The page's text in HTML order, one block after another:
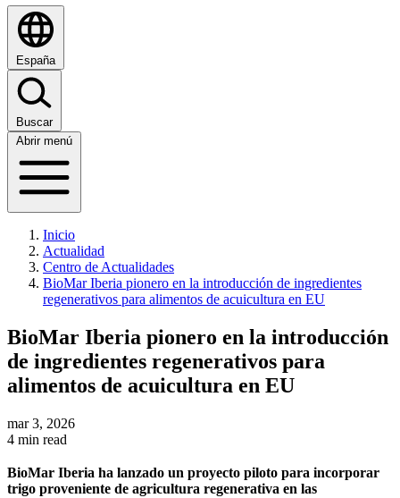
España
Buscar
Abrir menú
Inicio
Actualidad
Centro de Actualidades
BioMar Iberia pionero en la introducción de ingredientes
regenerativos para alimentos de acuicultura en EU
BioMar Iberia pionero en la introducción
de ingredientes regenerativos para
alimentos de acuicultura en EU
mar 3, 2026
4 min read
BioMar Iberia ha lanzado un proyecto piloto para incorporar
trigo proveniente de agricultura regenerativa en las